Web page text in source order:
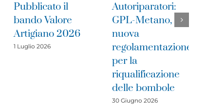
Autoriparatori:
GPL-Metano,
nuova
regolamentazione
Piano Anti Caldo
2026, firmata
l’ordinanza per
tutelare la salute
e la sicurezza dei
lavoratori del
Lazio
30 Giugno 2026